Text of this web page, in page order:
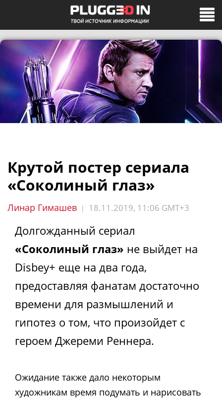
Крутой постер сериала
«Соколиный глаз»
Линар Гимашев | 18.11.2019, 11:06 GMT+3
Долгожданный сериал
«Соколиный глаз» не выйдет на
Disbey+ еще на два года,
предоставляя фанатам достаточно
времени для размышлений и
гипотез о том, что произойдет с
героем Джереми Реннера.
Ожидание также дало некоторым
художникам время подумать и нарисовать